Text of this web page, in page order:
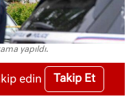
yapıldı.
edin Takip Et